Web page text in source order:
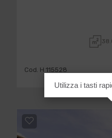
Cod. H 115528
Utilizza i tasti